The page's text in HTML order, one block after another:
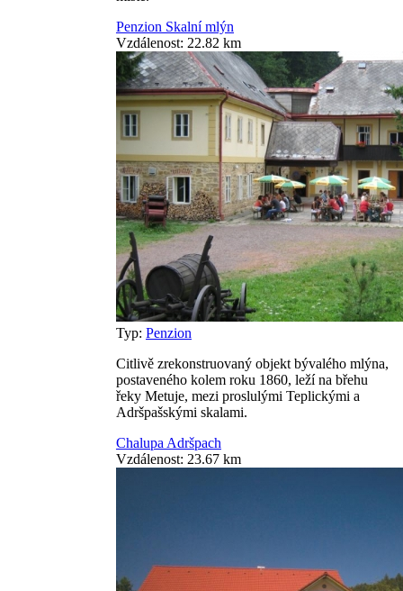
Penzion Skalní mlýn
Vzdálenost: 22.82 km
Typ: Penzion
Citlivě zrekonstruovaný objekt bývalého mlýna,
postaveného kolem roku 1860, leží na břehu
řeky Metuje, mezi proslulými Teplickými a
Adršpašskými skalami.
Chalupa Adršpach
Vzdálenost: 23.67 km